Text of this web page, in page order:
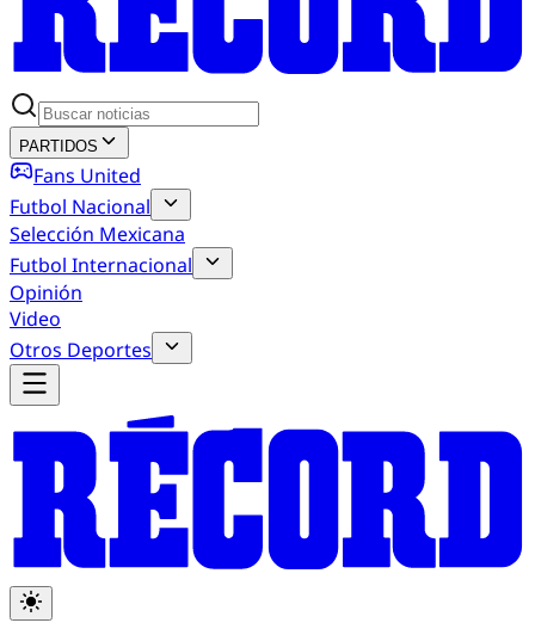
PARTIDOS
Fans United
Futbol Nacional
Selección Mexicana
Futbol Internacional
Opinión
Video
Otros Deportes